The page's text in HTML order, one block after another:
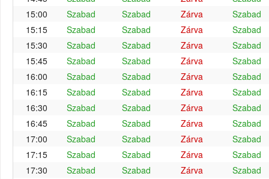
15:00
Szabad Szabad Zárva
Szabad
15:15
Szabad Szabad Zárva
Szabad
15:30
Szabad Szabad Zárva
Szabad
15:45
Szabad Szabad Zárva
Szabad
16:00
Szabad Szabad Zárva
Szabad
16:15
Szabad Szabad Zárva
Szabad
16:30
Szabad Szabad Zárva
Szabad
16:45
Szabad Szabad Zárva
Szabad
17:00
Szabad Szabad Zárva
Szabad
17:15
Szabad Szabad Zárva
Szabad
17:30
Szabad Szabad Zárva
Szabad